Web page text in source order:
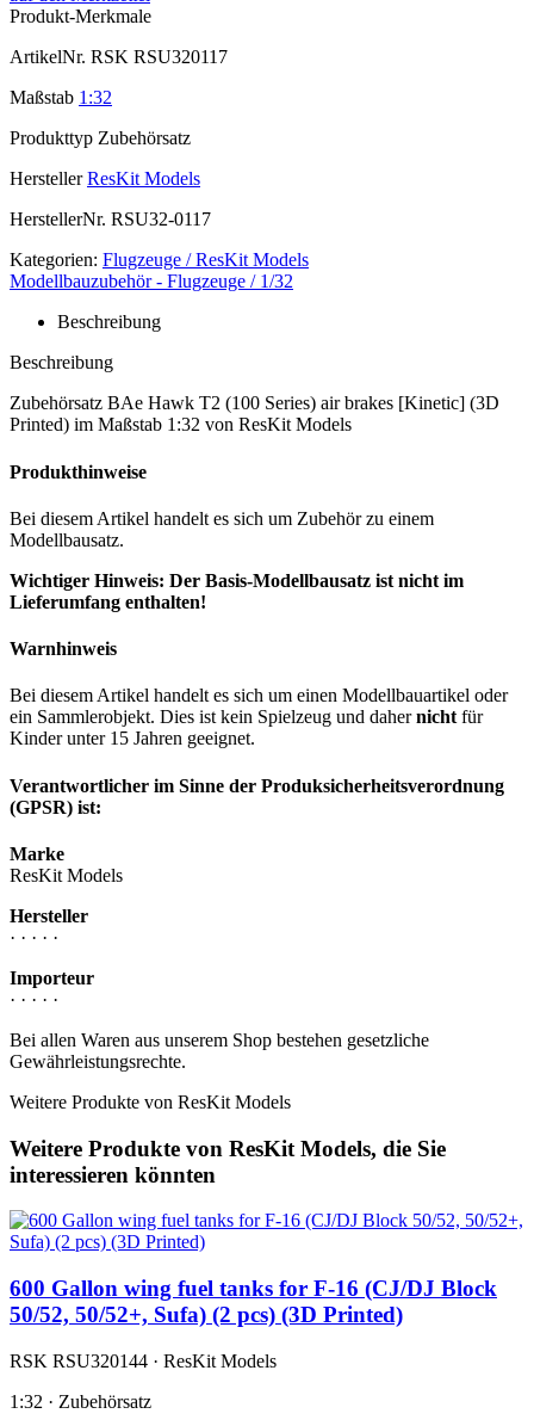
Produkt-Merkmale
ArtikelNr. RSK RSU320117
Maßstab 1:32
Produkttyp Zubehörsatz
Hersteller ResKit Models
HerstellerNr. RSU32-0117
Kategorien: Flugzeuge / ResKit Models
Modellbauzubehör - Flugzeuge / 1/32
Beschreibung
Beschreibung
Zubehörsatz BAe Hawk T2 (100 Series) air brakes [Kinetic] (3D
Printed) im Maßstab 1:32 von ResKit Models
Produkthinweise
Bei diesem Artikel handelt es sich um Zubehör zu einem
Modellbausatz.
Wichtiger Hinweis: Der Basis-Modellbausatz ist nicht im
Lieferumfang enthalten!
Warnhinweis
Bei diesem Artikel handelt es sich um einen Modellbauartikel oder
ein Sammlerobjekt. Dies ist kein Spielzeug und dahernicht für
Kinder unter 15 Jahren geeignet.
Verantwortlicher im Sinne der Produksicherheitsverordnung
(GPSR) ist:
Marke
ResKit Models
Hersteller
· · · · ·
Importeur
· · · · ·
Bei allen Waren aus unserem Shop bestehen gesetzliche
Gewährleistungsrechte.
Weitere Produkte von ResKit Models
Weitere Produkte von ResKit Models, die Sie
interessieren könnten
600 Gallon wing fuel tanks for F-16 (CJ/DJ Block
50/52, 50/52+, Sufa) (2 pcs) (3D Printed)
RSK RSU320144 · ResKit Models
1:32 · Zubehörsatz